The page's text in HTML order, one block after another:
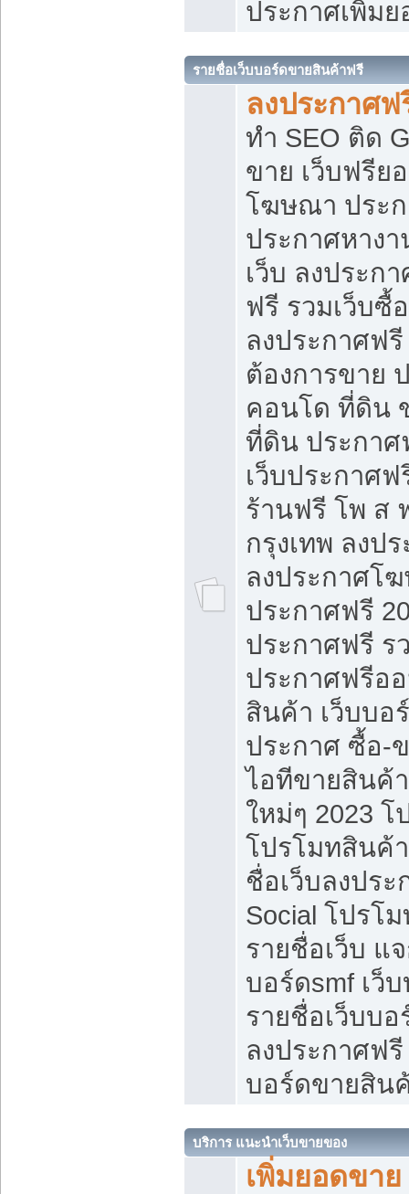
ประกาศเพิ่ม
รายชื่อเว็บบอร์ดขายสินค้าฟรี
ลงประกาศฟ
ทำ SEO ติด
ขาย เว็บฟรีย
โฆษณา ประ
ประกาศหาง
เว็บ ลงประก
ฟรี รวมเว็บซื้
ลงประกาศฟ
ต้องการขาย
คอนโด ที่ดิน
ที่ดิน ประกา
เว็บประกาศ
ร้านฟรี โพ ส
กรุงเทพ ลงป
ลงประกาศโ
ประกาศฟรี
ประกาศฟรี ร
ประกาศฟรีอ
สินค้า เว็บบอ
ประกาศ ซื้อ-
ไอทีขายสินค้
ใหม่ๆ 2023
โปรโมทสินค้
ชื่อเว็บลงปร
Social โปรโ
รายชื่อเว็บ แ
บอร์ดsmf เว็
รายชื่อเว็บบ
ลงประกาศฟรี
บอร์ดขายสิน
บริการ แนะนำเว็บขายของ
เพิ่มยอดขา